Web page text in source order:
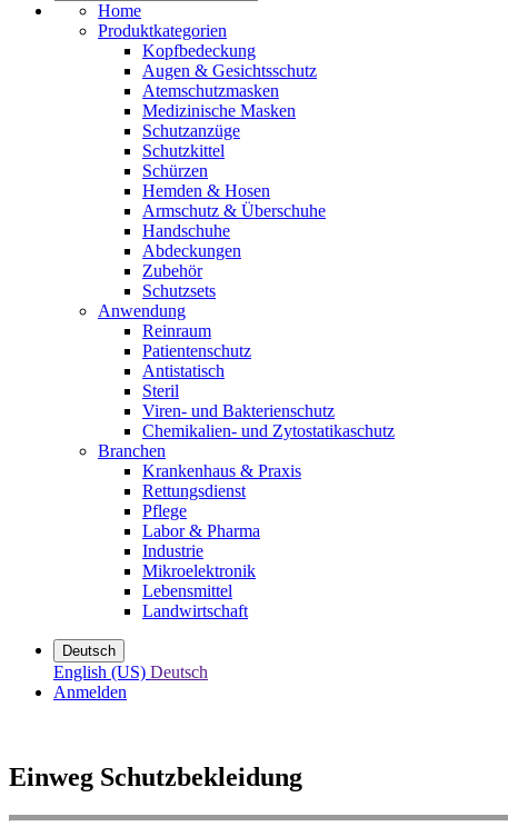
Home
Produktkategorien
Kopfbedeckung
Augen & Gesichtsschutz
Atemschutzmasken
Medizinische Masken
Schutzanzüge
Schutzkittel
Schürzen
Hemden & Hosen
Armschutz & Überschuhe
Handschuhe
Abdeckungen
Zubehör
Schutzsets
Anwendung
Reinraum
Patientenschutz
Antistatisch
Steril
Viren- und Bakterienschutz
Chemikalien- und Zytostatikaschutz
Branchen
Krankenhaus & Praxis
Rettungsdienst
Pflege
Labor & Pharma
Industrie
Mikroelektronik
Lebensmittel
Landwirtschaft
Deutsch
English (US) Deutsch
Anmelden
Einweg Schutzbekleidung